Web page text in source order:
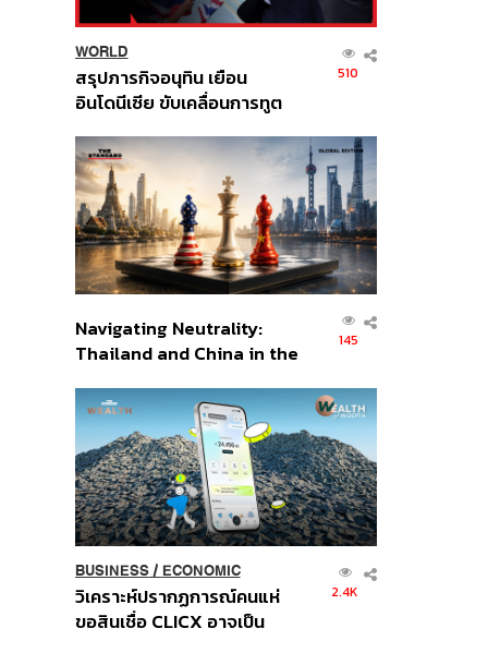
WORLD
สรุปภารกิจอนุทิน เยือน
อินโดนีเซีย ขับเคลื่อนการทูต
ส่วนยุทธศาสตร์ไทย –
อินโดนีเซีย
510
Navigating Neutrality:
Thailand and China in the
Order
145
BUSINESS/ ECONOMIC
วิเคราะห์ปรากฏการณ์คนแห่
ขอสินเชื่อ CLICX อาจเป็น
2.4K